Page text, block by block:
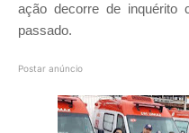
ação decorre de inquérito
passado.
Postar anúncio